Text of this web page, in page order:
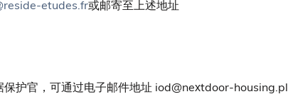
etudes.fr或邮寄至上述地址
护官，可通过电子邮件地址 iod@nextdoor-